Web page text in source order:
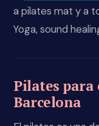
a pilates mat y a
Yoga, sound
Pilates para
Barcelona